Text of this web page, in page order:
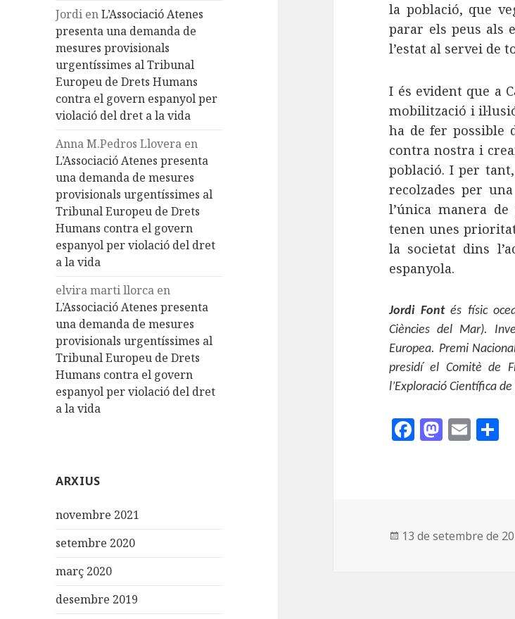
Jordi enL’Associació Atenes
presenta una demanda de
mesures provisionals
urgentíssimes al Tribunal
Europeu de Drets Humans
contra el govern espanyol per
violació del dret a la vida
Anna M.Pedros Llovera en
L’Associació Atenes presenta
una demanda de mesures
provisionals urgentíssimes al
Tribunal Europeu de Drets
Humans contra el govern
espanyol per violació del dret
a la vida
elvira marti llorca en
L’Associació Atenes presenta
una demanda de mesures
provisionals urgentíssimes al
Tribunal Europeu de Drets
Humans contra el govern
espanyol per violació del dret
a la vida
ARXIUS
novembre 2021
setembre 2020
març 2020
desembre 2019
la població, que
parar els peus als
l’estat al servei de
I és evident que a
mobilització i
ha de fer possible
contra nostra i
població. I per
recolzades per
l’única manera
tenen unes
la societat dins
espanyola.
Jordi Fontés físic
Ciències del Mar).
Europea. Premi
presidí el Comitè de
l’Exploració Científica
F
o
M
n
E
Publicat
13 de setembre de